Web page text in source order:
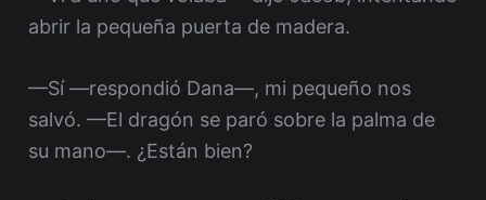
abrir la pequeña puerta de madera.
—Sí —respondió Dana—, mi pequeño nos
salvó. —El dragón se paró sobre la palma de
su mano—. ¿Están bien?